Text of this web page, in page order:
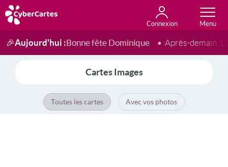
Connexion
Anniversaire
Fête du jour
Amour
Amitié
Merci
Toutes les cartes
🎉Aujourd'hui :Bonne fête Dominique Après-demain :
Cartes Images
Toutes les cartes Avec vos photos